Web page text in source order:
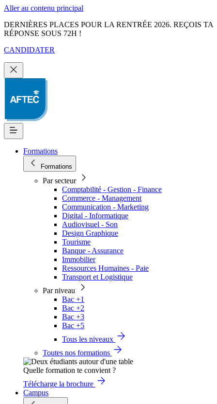
Aller au contenu principal
DERNIÈRES PLACES POUR LA RENTRÉE 2026. REÇOIS TA
RÉPONSE SOUS 72H !
CANDIDATER
Formations
Formations
Par secteur
Comptabilité - Gestion - Finance
Commerce - Management
Communication - Marketing
Digital - Informatique
Audiovisuel - Son
Design Graphique
Tourisme
Banque - Assurance
Immobilier
Ressources Humaines - Paie
Transport et Logistique
Par niveau
Bac +1
Bac +2
Bac +3
Bac +5
Tous les niveaux
Toutes nos formations
Quelle formation te convient ?
Télécharge la brochure
Campus